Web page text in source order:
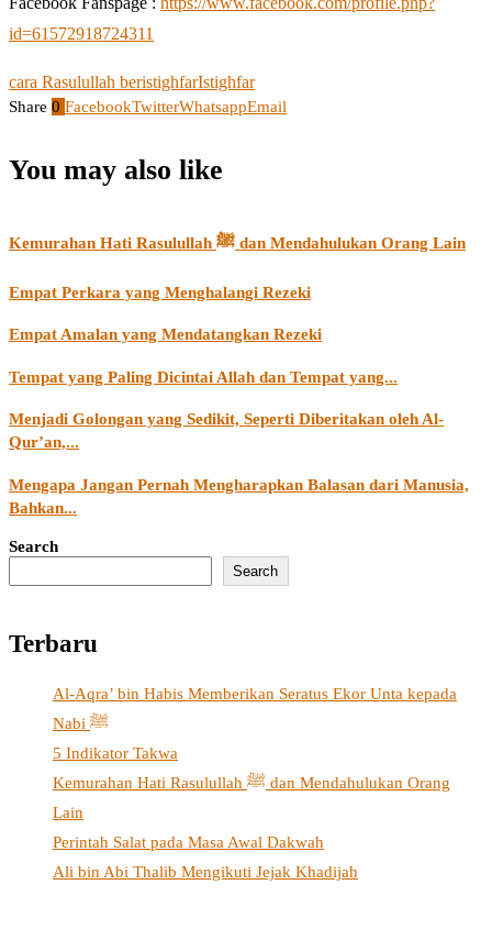
id=61572918724311
cara Rasulullah beristighfarIstighfar
Share 0 FacebookTwitterWhatsappEmail
You may also like
Kemurahan Hati Rasulullah ﷺ dan Mendahulukan Orang Lain
Empat Perkara yang Menghalangi Rezeki
Empat Amalan yang Mendatangkan Rezeki
Tempat yang Paling Dicintai Allah dan Tempat yang...
Menjadi Golongan yang Sedikit, Seperti Diberitakan oleh Al-
Qur’an,...
Mengapa Jangan Pernah Mengharapkan Balasan dari Manusia,
Bahkan...
Search
Search
Terbaru
Al-Aqra’ bin Habis Memberikan Seratus Ekor Unta kepada
Nabi ﷺ
5 Indikator Takwa
Kemurahan Hati Rasulullah ﷺ dan Mendahulukan Orang
Lain
Perintah Salat pada Masa Awal Dakwah
Ali bin Abi Thalib Mengikuti Jejak Khadijah